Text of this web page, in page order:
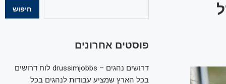
חיפוש
פוסטים אחרונים
דרושים נהגים – drussimjobbs לוח דרושים
בכל הארץ שמציע עבודות לנהגים בכל